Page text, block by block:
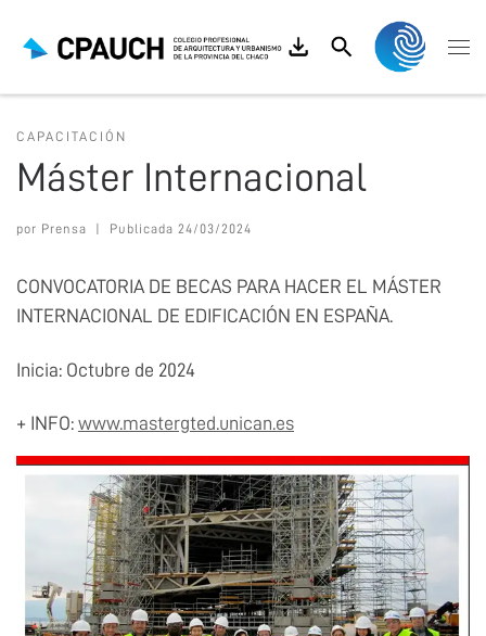
Search
CAPACITACIÓN
Máster Internacional
por Prensa Publicada 24/03/2024
CONVOCATORIA DE BECAS PARA HACER EL MÁSTER
INTERNACIONAL DE EDIFICACIÓN EN ESPAÑA.
Inicia: Octubre de 2024
+ INFO: www.mastergted.unican.es